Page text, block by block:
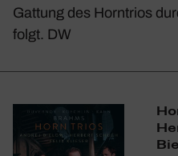
Gattung des Horn­trios
folgt. DW